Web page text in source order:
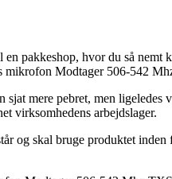
pakkeshop, hvor du så nemt
mikrofon Modtager 506-542
mere pebret, men
virksomhedens arbejdslager.
og skal bruge produktet